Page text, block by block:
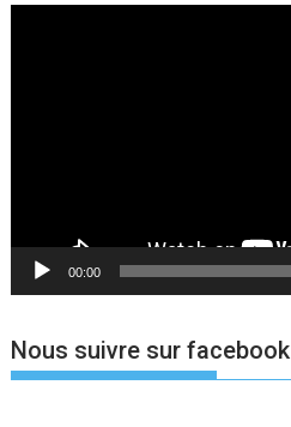
00:00
Nous suivre sur facebook